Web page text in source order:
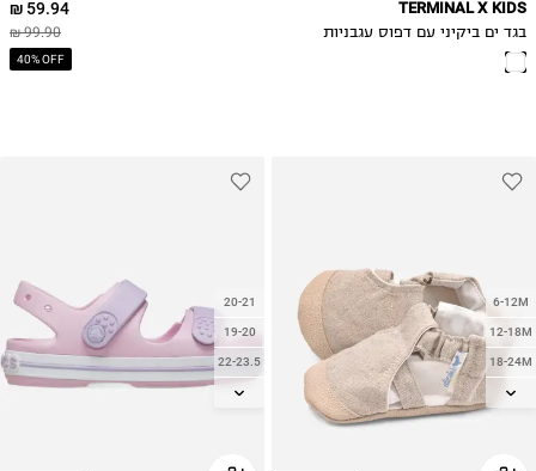
59.94 ₪
99.90 ₪
40% OFF
TERMINAL X KIDS
בגד ים ביקיני עם דפוס עגבניות
6-12M
12-18M
18-24M
2Y
20-21
19-20
22-23.5
23-24